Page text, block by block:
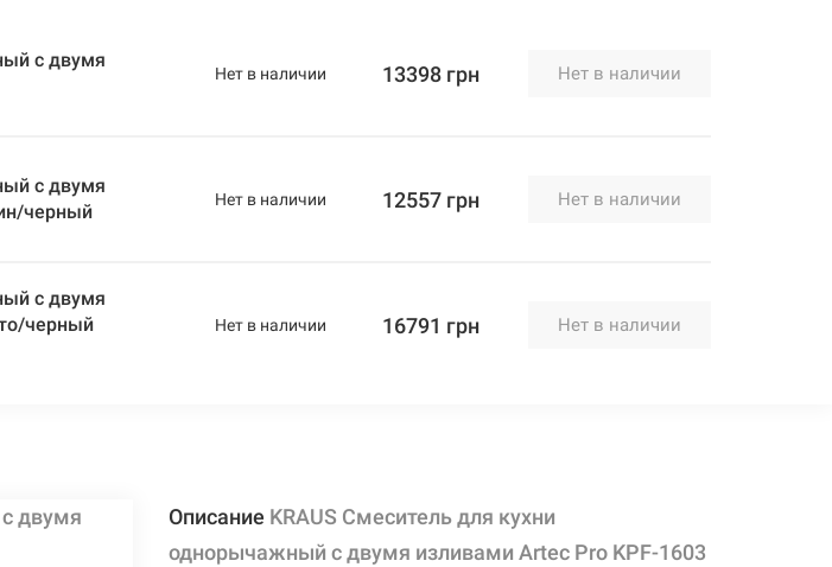
с двумя
Нет в наличии 13398 грн Нет в наличии
с двумя
черный
Нет в наличии 12557 грн Нет в наличии
с двумя
черный
Нет в наличии 16791 грн Нет в наличии
двумя
Описание KRAUS Смеситель для кухни
однорычажный с двумя изливами Artec Pro KPF-1603